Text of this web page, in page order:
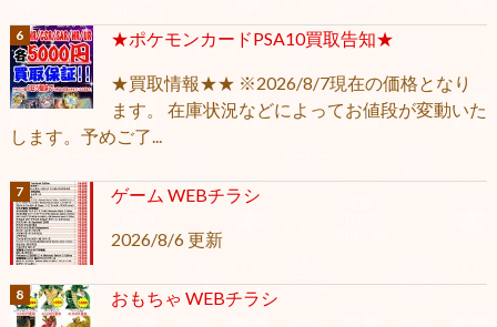
★ポケモンカードPSA10買取告知★
★買取情報★★ ※2026/8/7現在の価格となり
ます。 在庫状況などによってお値段が変動いた
します。予めご了...
ゲーム WEBチラシ
2026/8/6 更新
おもちゃ WEBチラシ